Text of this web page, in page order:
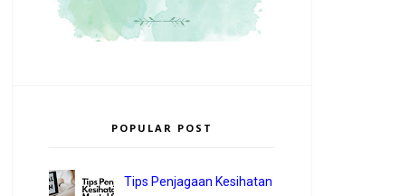
POPULAR POST
Tips Penjagaan Kesihatan